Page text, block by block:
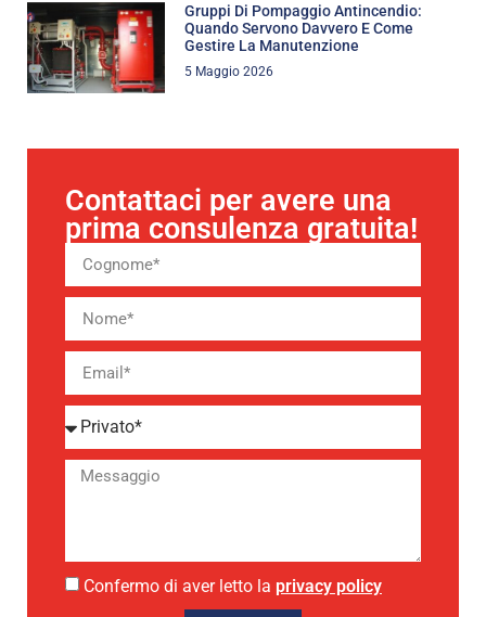
Gruppi Di Pompaggio Antincendio:
Quando Servono Davvero E Come
Gestire La Manutenzione
5 Maggio 2026
Contattaci per avere una
prima consulenza gratuita!
Confermo di aver letto la privacy policy